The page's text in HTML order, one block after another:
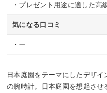
・プレゼント用途に適した高
気になる口コミ
・ー
日本庭園をテーマにしたデザ
の腕時計。日本庭園を想起させ